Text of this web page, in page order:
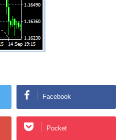
Facebook
Pocket